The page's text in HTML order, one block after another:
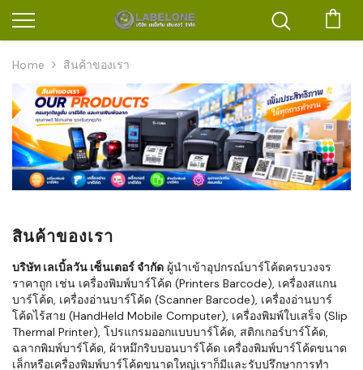
Home สินค้าของเรา
สินค้าของเรา
บริษัท เลเบิ้ลวัน เซ็นเตอร์ จำกัด ผู้นำเข้าอุปกรณ์บาร์โค้ดครบวงจร
ราคาถูก เช่น เครื่องพิมพ์บาร์โค้ด (Printers Barcode), เครื่องสแกน
บาร์โค้ด, เครื่องอ่านบาร์โค้ด (Scanner Barcode), เครื่องอ่านบาร์
โค้ดไร้สาย (HandHeld Mobile Computer), เครื่องพิมพ์ใบเสร็จ (Slip
Thermal Printer), โปรแกรมออกแบบบาร์โค้ด, สติกเกอร์บาร์โค้ด,
ฉลากพิมพ์บาร์โค้ด, ผ้าหมึกริบบอนบาร์โค้ด เครื่องพิมพ์บาร์โค้ดขนาด
เล็กหรือเครื่องพิมพ์บาร์โค้ดขนาดใหญ่เราก็มีและรับปรึกษาการทำ